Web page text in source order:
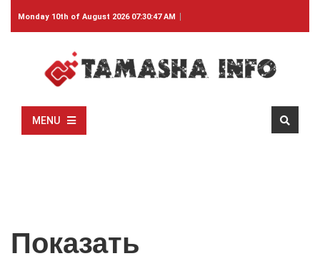
Monday 10th of August 2026 07:30:47 AM
MENU
Показать